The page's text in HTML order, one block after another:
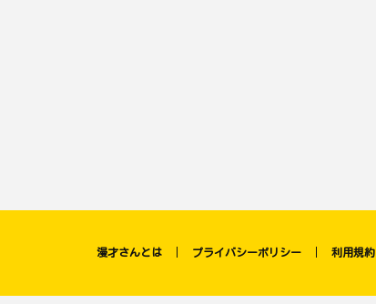
漫才さんとは プライバシーポリシー 利用規約